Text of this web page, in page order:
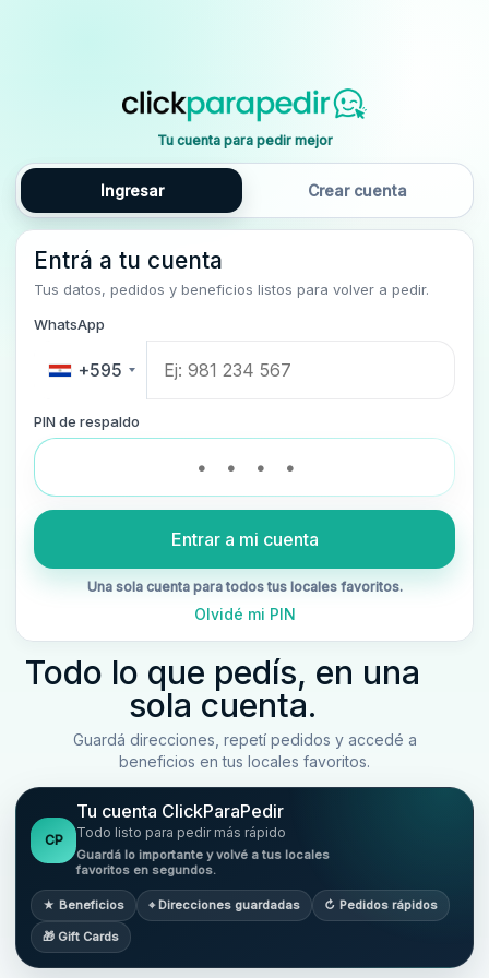
Tu cuenta para pedir mejor
Ingresar Crear cuenta
Entrá a tu cuenta
Tus datos, pedidos y beneficios listos para volver a pedir.
WhatsApp
+595
PIN de respaldo
Entrar a mi cuenta
Una sola cuenta para todos tus locales favoritos.
Olvidé mi PIN
Todo lo que pedís, en una
sola cuenta.
Guardá direcciones, repetí pedidos y accedé a
beneficios en tus locales favoritos.
CP
Tu cuenta ClickParaPedir
Todo listo para pedir más rápido
Guardá lo importante y volvé a tus locales
favoritos en segundos.
★ Beneficios ⌖ Direcciones guardadas ↻ Pedidos rápidos
🎁 Gift Cards